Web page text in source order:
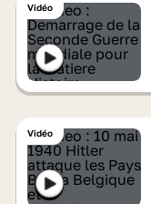
Vidéo
Vidéo